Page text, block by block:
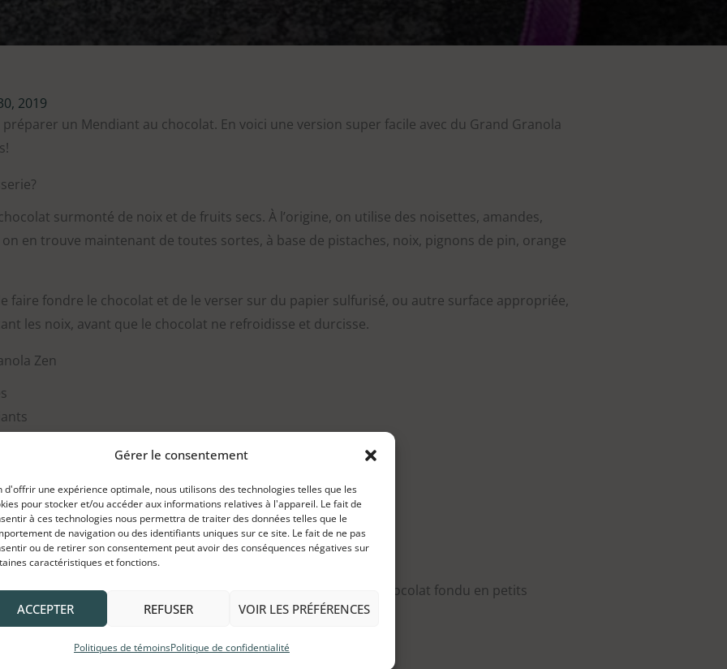
Gérer le consentement
d'offrir une expérience optimale, nous utilisons des technologies telles que les
pour stocker et/ou accéder aux informations relatives à l'appareil. Le fait de
à ces technologies nous permettra de traiter des données telles que le
de navigation ou des identifiants uniques sur ce site. Le fait de ne pas
ou de retirer son consentement peut avoir des conséquences négatives sur
caractéristiques et fonctions.
ACCEPTER REFUSER VOIR LES PRÉFÉRENCES
Politiques de témoinsPolitique de confidentialité
2019
un Mendiant au chocolat. En voici une version super facile avec du Grand Granola
surmonté de noix et de fruits secs. À l’origine, on utilise des noisettes, amandes,
on en trouve maintenant de toutes sortes, à base de pistaches, noix, pignons de pin, orange
faire fondre le chocolat et de le verser sur du papier sulfurisé, ou autre surface appropriée,
les noix, avant que le chocolat ne refroidisse et durcisse.
Zen
lait, au choix
Zen
marie, à feu doux.
de papier parchemin, étaler une cuillère à café de chocolat fondu en petits
à l’aide du dos de la cuillère.
un endroit frais (au moins 1 heure).